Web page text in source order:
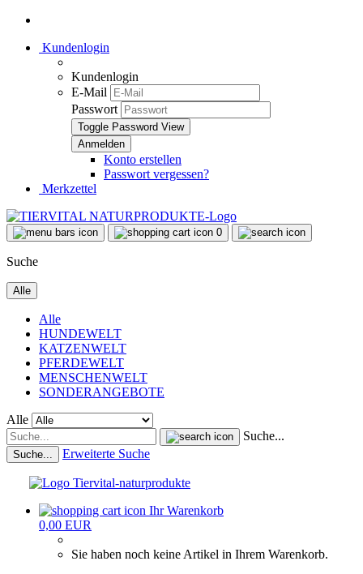
Kundenlogin
Kundenlogin
E-Mail
Passwort
Toggle Password View
Konto erstellen
Passwort vergessen?
Merkzettel
0
Suche
Alle
Alle
HUNDEWELT
KATZENWELT
PFERDEWELT
MENSCHENWELT
SONDERANGEBOTE
Alle
Suche...
Suche... Erweiterte Suche
Ihr Warenkorb
0,00 EUR
Sie haben noch keine Artikel in Ihrem Warenkorb.